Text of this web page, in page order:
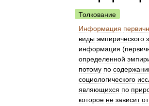
Толкование
Информация
виды эмпирического
информация (
определенной
потому по
социологического
являющихся по
которое не зависит от